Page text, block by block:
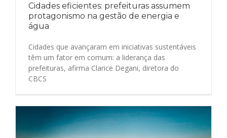
Cidades eficientes: prefeituras assumem
protagonismo na gestão de energia e
água
Cidades que avançaram em iniciativas sustentáveis
têm um fator em comum: a liderança das
prefeituras, afirma Clarice Degani, diretora do
CBCS